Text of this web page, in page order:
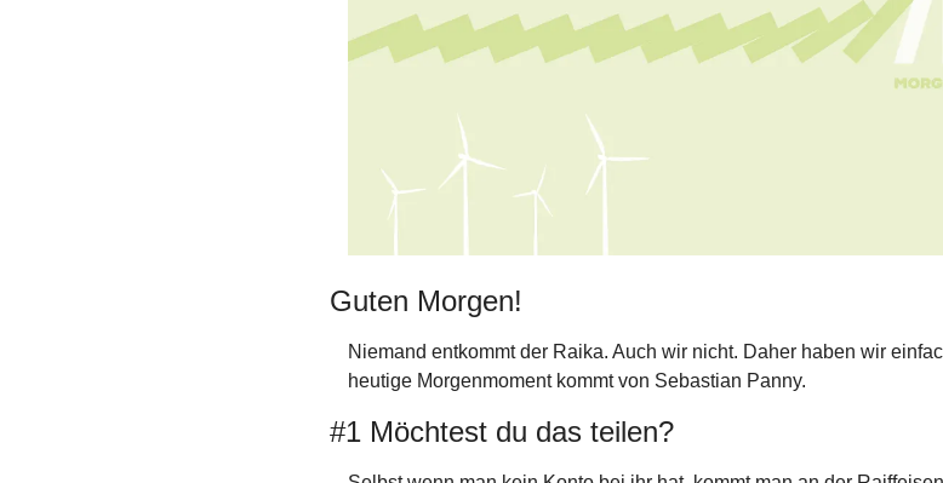
Guten Morgen!
Niemand entkommt der Raika. Auch wir nicht. Daher haben wir
heutige Morgenmoment kommt von Sebastian Panny.
#1 Möchtest du das teilen?